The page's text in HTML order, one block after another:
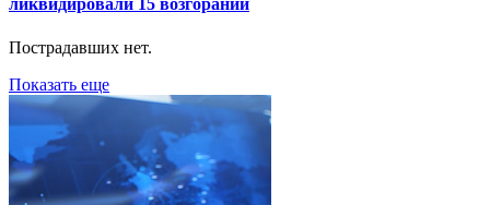
ликвидировали 15 возгораний
Пострадавших нет.
Показать еще